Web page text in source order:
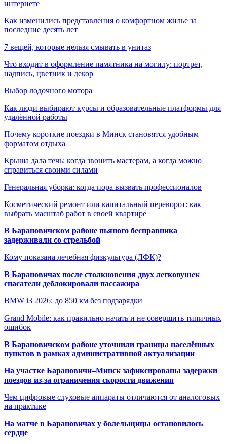
интернете
Как изменились представления о комфортном жилье за
последние десять лет
7 вещей, которые нельзя смывать в унитаз
Что входит в оформление памятника на могилу: портрет,
надпись, цветник и декор
Выбор лодочного мотора
Как люди выбирают курсы и образовательные платформы для
удалённой работы
Почему короткие поездки в Минск становятся удобным
форматом отдыха
Крыша дала течь: когда звонить мастерам, а когда можно
справиться своими силами
Генеральная уборка: когда пора вызвать профессионалов
Косметический ремонт или капитальный переворот: как
выбрать масштаб работ в своей квартире
В Барановичском районе пьяного бесправника
задерживали со стрельбой
Кому показана лечебная физкультура (ЛФК)?
В Барановичах после столкновения двух легковушек
спасатели деблокировали пассажира
BMW i3 2026: до 850 км без подзарядки
Grand Mobile: как правильно начать и не совершить типичных
ошибок
В Барановичском районе уточнили границы населённых
пунктов в рамках административной актуализации
На участке Барановичи–Минск зафиксированы задержки
поездов из-за ограничения скорости движения
Чем цифровые слуховые аппараты отличаются от аналоговых
на практике
На матче в Барановичах у болельщицы остановилось
сердце